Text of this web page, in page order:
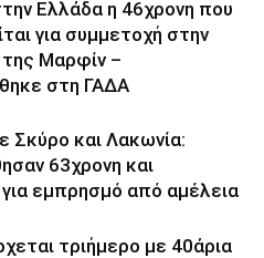
Ελλάδα η 46χρονη που
για συμμετοχή στην
Μαρφίν –
στη ΓΑΔΑ
Σκύρο και Λακωνία:
63χρονη και
εμπρησμό από αμέλεια
τριήμερο με 40άρια